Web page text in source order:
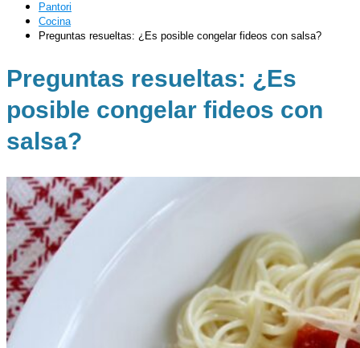
Pantori
Cocina
Preguntas resueltas: ¿Es posible congelar fideos con salsa?
Preguntas resueltas: ¿Es
posible congelar fideos con
salsa?